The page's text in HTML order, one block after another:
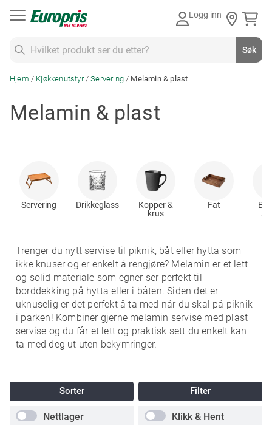
Logg inn
Søk
Hjem Kjøkkenutstyr Servering Melamin & plast
Melamin & plast
Servering Drikkeglass
Kopper &
krus
Fat
Trenger du nytt servise til piknik, båt eller hytta som
ikke knuser og er enkelt å rengjøre? Melamin er et lett
og solid materiale som egner ser perfekt til
borddekking på hytta eller i båten. Siden det er
uknuselig er det perfekt å ta med når du skal på piknik
i parken! Kombiner gjerne melamin servise med plast
servise og du får et lett og praktisk sett du enkelt kan
ta med deg ut uten bekymringer.
Nettlager Klikk & Hent
Filter
Sorter